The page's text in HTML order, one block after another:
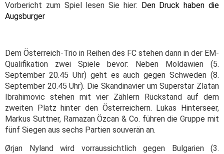
Vorbericht zum Spiel lesen Sie hier:
Den Druck haben die
Augsburger
Dem Österreich-Trio in Reihen des FC stehen dann in der EM-
Qualifikation zwei Spiele bevor: Neben Moldawien (5.
September 20.45 Uhr) geht es auch gegen Schweden (8.
September 20.45 Uhr). Die Skandinavier um Superstar Zlatan
Ibrahimovic stehen mit vier Zählern Rückstand auf dem
zweiten Platz hinter den Österreichern. Lukas Hinterseer,
Markus Suttner, Ramazan Özcan & Co. führen die Gruppe mit
fünf Siegen aus sechs Partien souverän an.
Ørjan Nyland wird vorraussichtlich gegen Bulgarien (3.